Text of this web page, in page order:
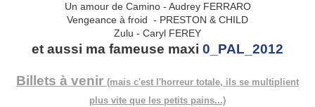
Un amour de Camino - Audrey FERRARO
Vengeance à froid - PRESTON & CHILD
Zulu - Caryl FEREY
et aussi ma fameuse maxi 0_PAL_2012
Billets à venir (mais c'est l'horreur totale, ils se multiplient
plus vite que les petits pains...)